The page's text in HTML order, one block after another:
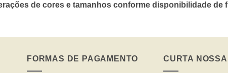
de cores e tamanhos conforme disponibilidade de
FORMAS DE PAGAMENTO CURTA